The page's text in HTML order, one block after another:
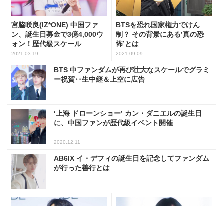
宮脇咲良(IZ*ONE) 中国ファ
ン、誕生日募金で3億4,000ウ
ォン！歴代級スケール
2021.03.19
BTSを恐れ国家権力でけん
制？ その背景にある’真の恐
怖’とは
2021.09.09
BTS 中ファンダムが再び壮大なスケールでグラミ
ー祝賀‥生中継＆上空に広告
‘上海 ドローンショー’ カン・ダニエルの誕生日
に、中国ファンが歴代級イベント開催
2020.12.11
AB6IX イ・デフィの誕生日を記念してファンダム
が行った善行とは